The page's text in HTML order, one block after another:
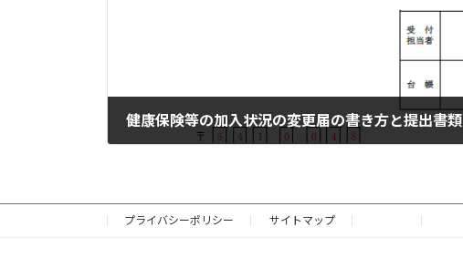
健康保険等の加入状況の変更届の書き方と提出書類
プライバシーポリシー サイトマップ